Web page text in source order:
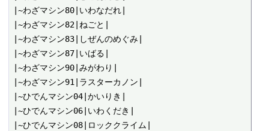
|~わざマシン80|いわなだれ|
|~わざマシン82|ねごと|
|~わざマシン83|しぜんのめぐみ|
|~わざマシン87|いばる|
|~わざマシン90|みがわり|
|~わざマシン91|ラスターカノン|
|~ひでんマシン04|かいりき|
|~ひでんマシン06|いわくだき|
|~ひでんマシン08|ロッククライム|